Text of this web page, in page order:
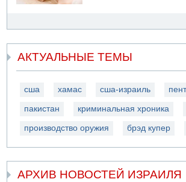
АКТУАЛЬНЫЕ ТЕМЫ
сша хамас сша-израиль
пакистан криминальная хроника
производство оружия брэд купер
АРХИВ НОВОСТЕЙ ИЗРАИЛЯ